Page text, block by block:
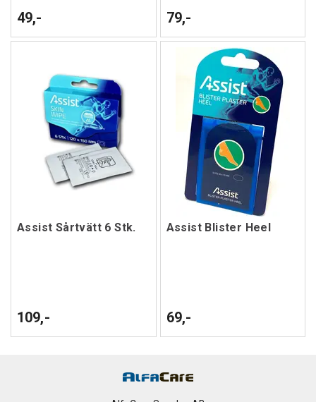
49,- 79,-
Assist Sårtvätt 6 Stk.
109,-
Assist Blister Heel
69,-